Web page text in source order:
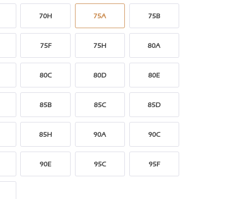
70H 75A 75B
75F 75H 80A
80C 80D 80E
85B 85C 85D
85H 90A 90C
90E 95C 95F